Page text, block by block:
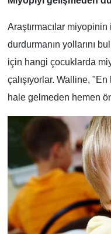
Araştırmacılar
durdurmanın yollarını
için hangi çocuklarda
çalışıyorlar. Walline,
hale gelmeden hemen